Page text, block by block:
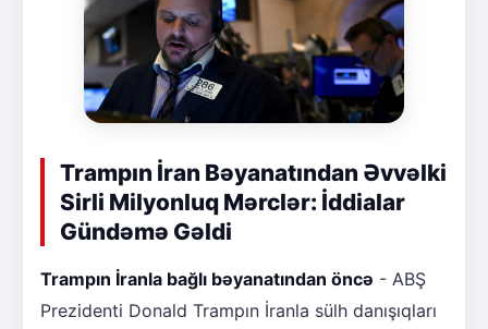
Trampın İran Bəyanatından Əvvəlki
Sirli Milyonluq Mərclər: İddialar
Gündəmə Gəldi
Trampın İranla bağlı bəyanatından öncə - ABŞ
Prezidenti Donald Trampın İranla sülh danışıqları